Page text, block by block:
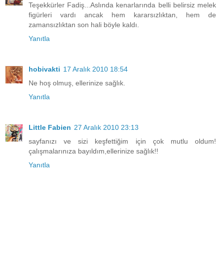
Teşekkürler Fadiş...Aslında kenarlarında belli belirsiz melek
figürleri vardı ancak hem kararsızlıktan, hem de
zamansızlıktan son hali böyle kaldı.
Yanıtla
hobivakti 17 Aralık 2010 18:54
Ne hoş olmuş, ellerinize sağlık.
Yanıtla
Little Fabien 27 Aralık 2010 23:13
sayfanızı ve sizi keşfettiğim için çok mutlu oldum!
çalışmalarınıza bayıldım,ellerinize sağlık!!
Yanıtla